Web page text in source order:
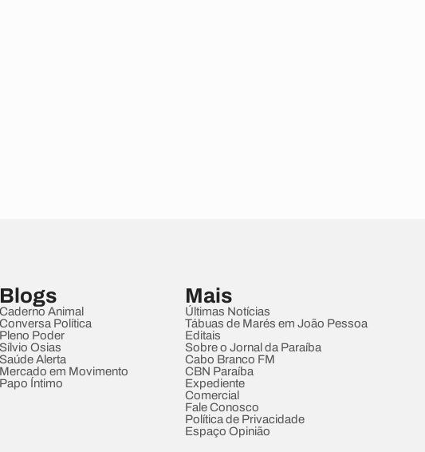
Blogs
Caderno Animal
Conversa Política
Pleno Poder
Sílvio Osias
Saúde Alerta
Mercado em Movimento
Papo Íntimo
Mais
Últimas Notícias
Tábuas de Marés em João Pessoa
Editais
Sobre o Jornal da Paraíba
Cabo Branco FM
CBN Paraíba
Expediente
Comercial
Fale Conosco
Política de Privacidade
Espaço Opinião